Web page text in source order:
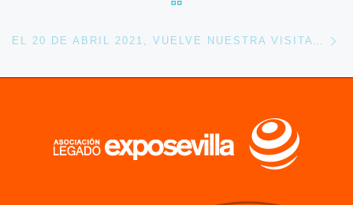
EL 20 DE ABRIL 2021, VUELVE NUESTRA VISITA GUIADA A TRAVÉS DE LA PLATAFORMA YOUTUBE.